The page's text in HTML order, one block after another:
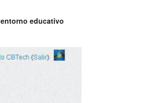
entorno educativo